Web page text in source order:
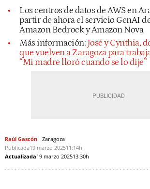
Los centros de datos de AWS en
partir de ahora el servicio GenAI
Amazon Bedrock y Amazon Nova
Más información: José y Cynthia,
que vuelven a Zaragoza para
“Mi madre lloró cuando se lo dije”
Raúl Gascón
Zaragoza
Publicada19 marzo 202511:14h
Actualizada19 marzo 202513:30h